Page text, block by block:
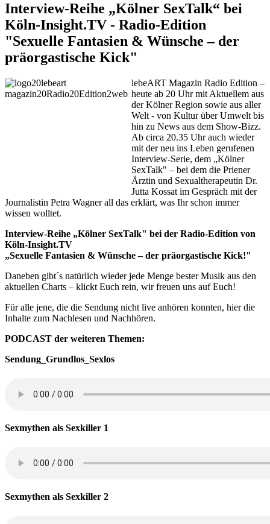
Interview-Reihe „Kölner SexTalk“ bei
Köln-Insight.TV - Radio-Edition
"Sexuelle Fantasien & Wünsche – der
präorgastische Kick"
lebeART Magazin Radio Edition –
heute ab 20 Uhr mit Aktuellem aus
der Kölner Region sowie aus aller
Welt - von Kultur über Umwelt bis
hin zu News aus dem Show-Bizz.
Ab circa 20.35 Uhr auch wieder
mit der neu ins Leben gerufenen
Interview-Serie, dem „Kölner
SexTalk" – bei dem die Priener
Ärztin und Sexualtherapeutin Dr.
Jutta Kossat im Gespräch mit der
Journalistin Petra Wagner all das erklärt, was Ihr schon immer
wissen wolltet.
Interview-Reihe „Kölner SexTalk" bei der Radio-Edition von
Köln-Insight.TV
„Sexuelle Fantasien & Wünsche – der präorgastische Kick!"
Daneben gibt´s natürlich wieder jede Menge bester Musik aus den
aktuellen Charts – klickt Euch rein, wir freuen uns auf Euch!
Für alle jene, die die Sendung nicht live anhören konnten, hier die
Inhalte zum Nachlesen und Nachhören.
PODCAST der weiteren Themen:
Sendung_Grundlos_Sexlos
Sexmythen als Sexkiller 1
Sexmythen als Sexkiller 2